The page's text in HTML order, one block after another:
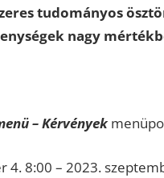
tudományos
nagy
– Kérvények
4. 8:00 – 2023.